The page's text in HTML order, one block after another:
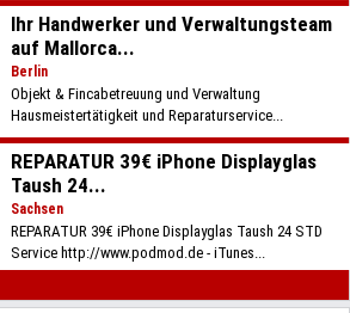
Ihr Handwerker und Verwaltungsteam
auf Mallorca...
Berlin
Objekt & Fincabetreuung und Verwaltung
Hausmeistertätigkeit und Reparaturservice...
REPARATUR 39€ iPhone Displayglas
Taush 24...
Sachsen
REPARATUR 39€ iPhone Displayglas Taush 24 STD
Service http://www.podmod.de - iTunes...